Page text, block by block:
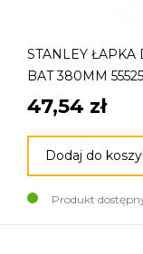
STANLEY
BAT 380MM
47,54 zł
Dodaj do
Produkt